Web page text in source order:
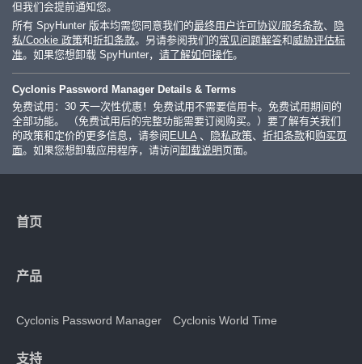
但我们会提前通知您。
所有 SpyHunter 版本均需您同意我们的最终用户许可协议/服务条款、
隐
私/Cookie 政策和折扣条款。另请参阅我们的常见问题解答和 威胁评估标
准。如果您想卸载 SpyHunter， 请了解如何操作。
Cyclonis Password Manager Details & Terms
免费试用：30 天一次性优惠！免费试用不需要信用卡。免费试用期间的
全部功能。 （免费试用后的完整功能需要订阅购买。）要了解有关我们
的政策和定价的更多信息，请参阅 EULA、 隐私政策、 折扣条款和 购买页
面。如果您想卸载应用程序，请访问卸载说明 页面。
首页
产品
Cyclonis Password Manager Cyclonis World Time
支持